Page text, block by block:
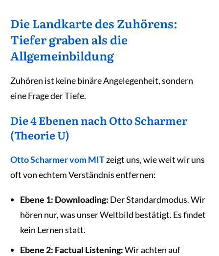
Die Landkarte des Zuhörens:
Tiefer graben als die
Allgemeinbildung
Zuhören ist keine binäre Angelegenheit, sondern
eine Frage der Tiefe.
Die 4 Ebenen nach Otto Scharmer
(Theorie U)
Otto Scharmer vom MITzeigt uns, wie weit wir uns
oft von echtem Verständnis entfernen:
Ebene 1: Downloading: Der Standardmodus. Wir
hören nur, was unser Weltbild bestätigt. Es findet
kein Lernen statt.
Ebene 2: Factual Listening:Wir achten auf